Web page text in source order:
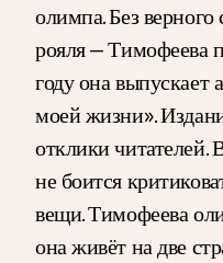
олимпа. Без
рояля — Тимофеева
году она
моей жизни».
отклики
не боится
вещи. Тимофеева
она живёт на две